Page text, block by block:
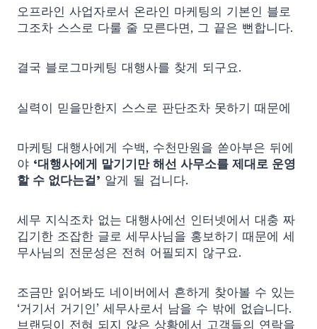
오프라인 사업자로서 온라인 마케팅의 기본인 블로
그조차 스스로 다룰 줄 모른다면, 그 끝은 뻔합니다.
결국 블로그마케팅 대행사를 찾게 되구요.
실력이 믿을만한지 스스로 판단조차 못하기 때문에
마케팅 대행사에게 수백, 수천만원을 쏟아부은 뒤에
야 ‘대행사에게 맡기기만 해선 사무소를 제대로 운영
할 수 없다는걸’ 알게 될 겁니다.
세무 지식조차 없는 대행사에선 인터넷에서 대충 짜
깁기한 조잡한 글로 세무사님을 홍보하기 때문에 세
무사님의 전문성은 전혀 어필되지 않구요.
조금만 읽어봐도 네이버에서 흔하게 찾아볼 수 있는
‘거기서 거기인’ 세무사로서 남을 수 밖에 없습니다.
브랜딩이 전혀 되지 않은 상황에서 고객들의 연락을